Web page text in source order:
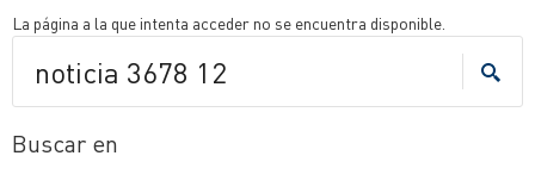
La página a la que intenta acceder no se encuentra disponible.
Buscar en